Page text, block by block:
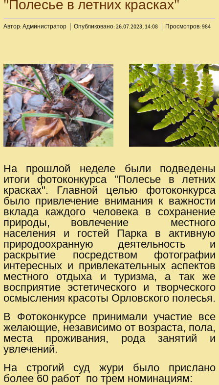
"Полесье в летних красках"
Автор: Администратор Опубликовано: 26.07.2023, 14:08 Просмотров: 984
На прошлой неделе были подведены
итоги фотоконкурса "Полесье в летних
красках". Главной целью фотоконкурса
было привлечение внимания к важности
вклада каждого человека в сохранение
природы, вовлечение местного
населения и гостей Парка в активную
природоохранную деятельность и
раскрытие посредством фотографии
интересных и привлекательных аспектов
местного отдыха и туризма, а так же
восприятие эстетического и творческого
осмысления красоты Орловского полесья.
В Фотоконкурсе принимали участие все
желающие, независимо от возраста, пола,
места проживания, рода занятий и
увлечений.
На строгий суд жури было прислано
более 60 работ по трем номинациям: